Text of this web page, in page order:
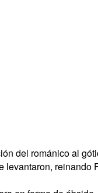
del románico al
reinando